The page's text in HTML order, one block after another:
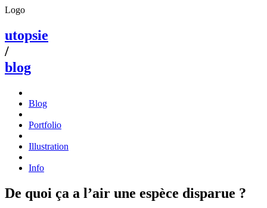
Logo
utopsie
/
blog
Blog
Portfolio
Illustration
Info
De quoi ça a l’air une espèce disparue ?